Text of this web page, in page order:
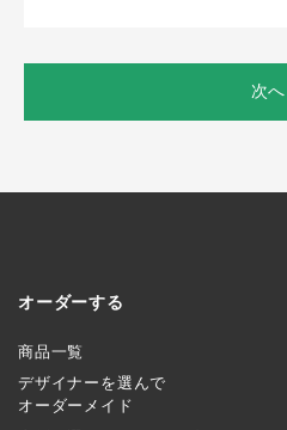
次へ
オーダーする
商品一覧
デザイナーを選んで
オーダーメイド